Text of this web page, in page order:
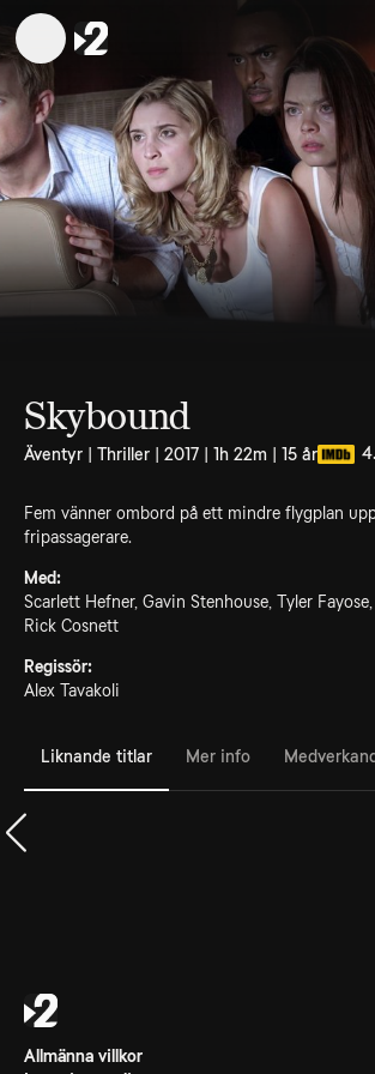
Skybound
Äventyr | Thriller | 2017 | 1h 22m | 15 år
Fem vänner ombord på ett mindre flygplan
fripassagerare.
Med:
Scarlett Hefner, Gavin Stenhouse, Tyler
Rick Cosnett
Regissör:
Alex Tavakoli
Liknande titlar Mer info
Allmänna villkor